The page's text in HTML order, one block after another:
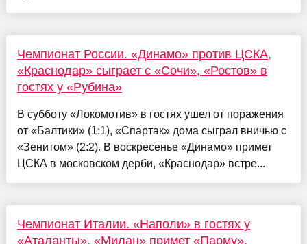
Чемпионат России. «Динамо» против ЦСКА,
«Краснодар» сыграет с «Сочи», «Ростов» в
гостях у «Рубина»
В субботу «Локомотив» в гостях ушел от поражения
от «Балтики» (1:1), «Спартак» дома сыграл вничью с
«Зенитом» (2:2). В воскресенье «Динамо» примет
ЦСКА в московском дерби, «Краснодар» встре...
Чемпионат Италии. «Наполи» в гостях у
«Аталанты», «Милан» примет «Парму»,